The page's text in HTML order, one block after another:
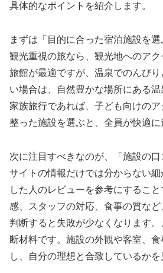
具体的なポイントを紹介します。
まずは「目的に合った宿泊施設を選
観光重視の旅なら、観光地へのア
旅館が最適ですが、温泉でのんび
い場合は、自然豊かな場所にある温
家族旅行であれば、子ども向けの
整った施設を選ぶと、全員が快適に
次に注目すべきなのが、「施設の
サイトの情報だけでは分からない
した人のレビューを参考にするこ
感、スタッフの対応、食事の質な
判断すると失敗が少なくなります
断材料です。施設の外観や客室、
し、自分の理想と合致しているかを